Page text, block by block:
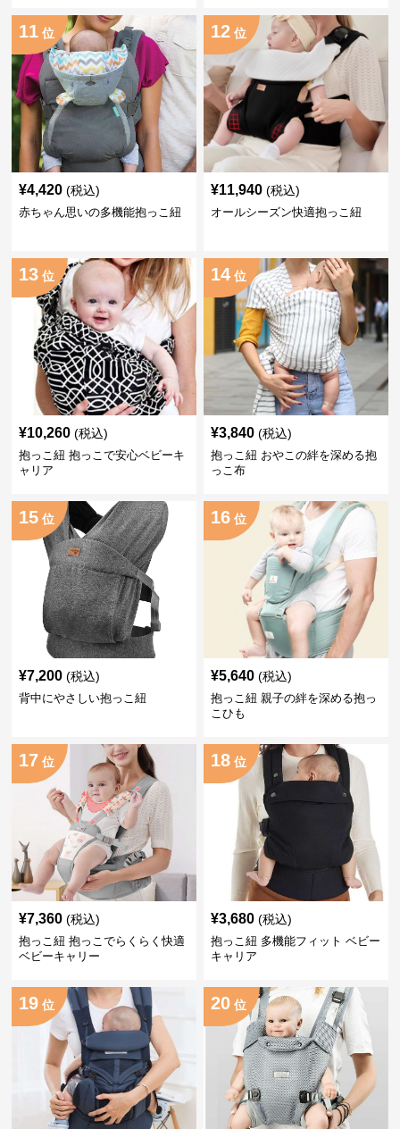
11 位
¥4,420 (税込)
赤ちゃん思いの多機能抱っこ紐
12 位
¥11,940 (税込)
オールシーズン快適抱っこ紐
13 位
¥10,260 (税込)
抱っこ紐 抱っこで安心ベビーキ
ャリア
14 位
¥3,840 (税込)
抱っこ紐 おやこの絆を深める抱
っこ布
15 位
¥7,200 (税込)
背中にやさしい抱っこ紐
16 位
¥5,640 (税込)
抱っこ紐 親子の絆を深める抱っ
こひも
17 位
¥7,360 (税込)
抱っこ紐 抱っこでらくらく快適
ベビーキャリー
18 位
¥3,680 (税込)
抱っこ紐 多機能フィット ベビー
キャリア
19 位 20 位